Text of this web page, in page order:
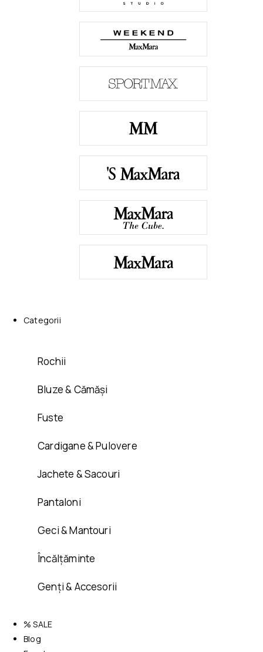
Categorii
Rochii
Bluze & Cămăși
Fuste
Cardigane & Pulovere
Jachete & Sacouri
Pantaloni
Geci & Mantouri
Încălțăminte
Genți & Accesorii
% SALE
Blog